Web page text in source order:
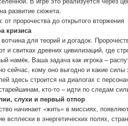
развитие сюжета.
пророчества до открытого вторжения
кризиса
для теорий и догадок.
и свитках древних цивилизаций, где
намёк. Ваша задача как игрока –
сейчас, кому оно выгодно и какие силы
здесь строится на диалогах с
кто-то – идти по следам
слухи и первый отпор
начинает «жить» в миссиях,
всплески в энергетических полях,